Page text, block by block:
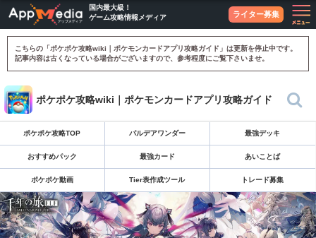
国内最大級！
ゲーム攻略情報メディア
ライター募集
こちらの「ポケポケ攻略wiki｜ポケモンカードアプリ攻略ガイド」は更新を停止中です。
記事内容は古くなっている場合がございますので、参考程度にご覧下さいませ。
ポケポケ攻略wiki｜ポケモンカードアプリ攻略ガイド
ポケポケ攻略TOP パルデアワンダー 最強デッキ
おすすめパック 最強カード あいことば
ポケポケ動画 Tier表作成ツール トレード募集